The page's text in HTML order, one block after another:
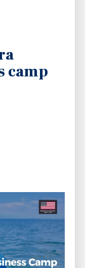
camp